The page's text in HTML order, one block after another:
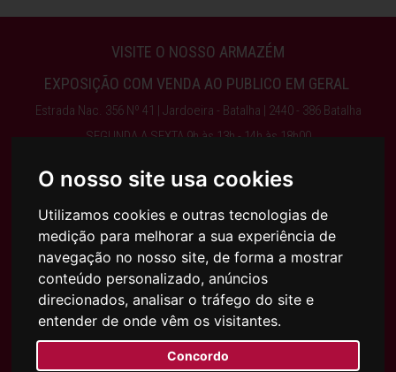
O nosso site usa cookies
Utilizamos cookies e outras tecnologias de
medição para melhorar a sua experiência de
navegação no nosso site, de forma a mostrar
conteúdo personalizado, anúncios
direcionados, analisar o tráfego do site e
entender de onde vêm os visitantes.
Concordo
VISITE O NOSSO ARMAZÉM
EXPOSIÇÃO COM VENDA AO PUBLICO EM GERAL
Estrada Nac. 356 Nº 41 | Jardoeira - Batalha | 2440 - 386 Batalha
SEGUNDA A SEXTA 9h às 13h - 14h às 18h00
Obter Direções
244 768 525 | 917 075 003 | INFO@AJFILHOS.PT
Condições Gerais de Compra e Venda
Política de Privacidade
Política de Cookies